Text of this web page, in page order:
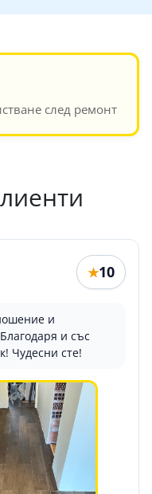
след ремонт
★10
и
и със
Чудесни сте!